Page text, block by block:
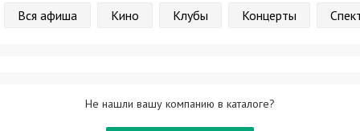
Вся афиша Кино Клубы Концерты
Не нашли вашу компанию в каталоге?